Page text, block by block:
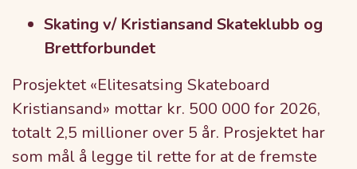
Skating v/ Kristiansand Skateklubb og
Brettforbundet
Prosjektet «Elitesatsing Skateboard
Kristiansand» mottar kr. 500 000 for 2026,
totalt 2,5 millioner over 5 år. Prosjektet har
som mål å legge til rette for at de fremste